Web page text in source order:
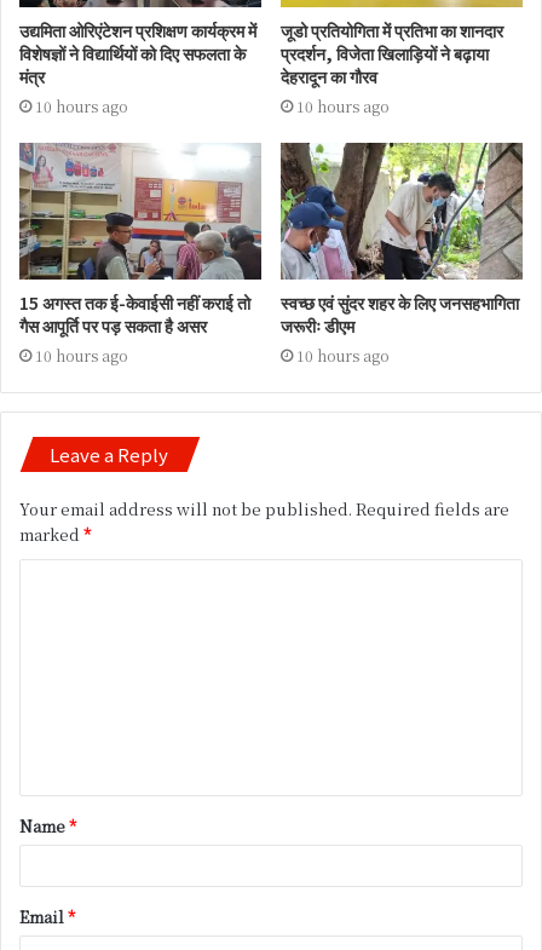
उद्यमिता ओरिएंटेशन प्रशिक्षण कार्यक्रम में
विशेषज्ञों ने विद्यार्थियों को दिए सफलता के
मंत्र
10 hours ago
जूडो प्रतियोगिता में प्रतिभा का शानदार
प्रदर्शन, विजेता खिलाड़ियों ने बढ़ाया
देहरादून का गौरव
10 hours ago
15 अगस्त तक ई-केवाईसी नहीं कराई तो
गैस आपूर्ति पर पड़ सकता है असर
10 hours ago
स्वच्छ एवं सुंदर शहर के लिए जनसहभागिता
जरूरीः डीएम
10 hours ago
Leave a Reply
Your email address will not be published. Required fields are
marked *
t
*
Name*
Email *